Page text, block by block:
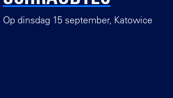
Op dinsdag 15 september, Katowice